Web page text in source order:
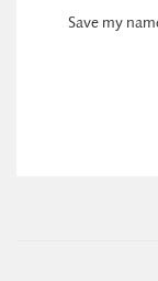
Save my